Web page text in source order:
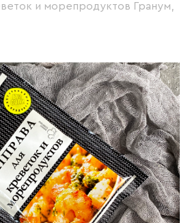
и морепродуктов Гранум,